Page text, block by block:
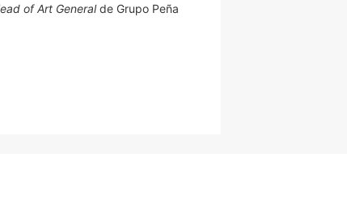
of Art Generalde Grupo Peña